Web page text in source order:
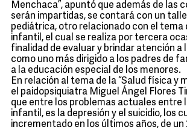
Menchaca”, apuntó que además de las
serán impartidas, se contará con un
pediátrica, otro relacionado con el tema
infantil, el cual se realiza por tercera
finalidad de evaluar y brindar atención a
como uno más dirigido a los padres de
a la educación especial de los menores.
En relación al tema de la “Salud física y
el paidopsiquiatra Miguel Ángel Flores
que entre los problemas actuales entre
infantil, es la depresión y el suicidio, los
incrementado en los últimos años, de un